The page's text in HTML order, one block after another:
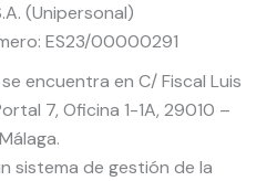
(Unipersonal)
ES23/00000291
encuentra en C/ Fiscal Luis
7, Oficina 1-1A, 29010 –
Málaga.
sistema de gestión de la